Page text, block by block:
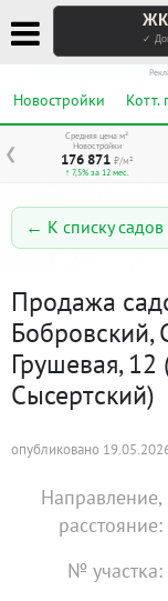
ЖК
✓
Новостройки Котт.
❮
Средняя цена м²
Новостройки
176 871 ₽/м²
↑ 7,5% за 12 мес.
← К списку садов
Продажа
Бобровский,
Грушевая, 12
Сысертский)
опубликовано
Направление,
расстояние:
№ участка: